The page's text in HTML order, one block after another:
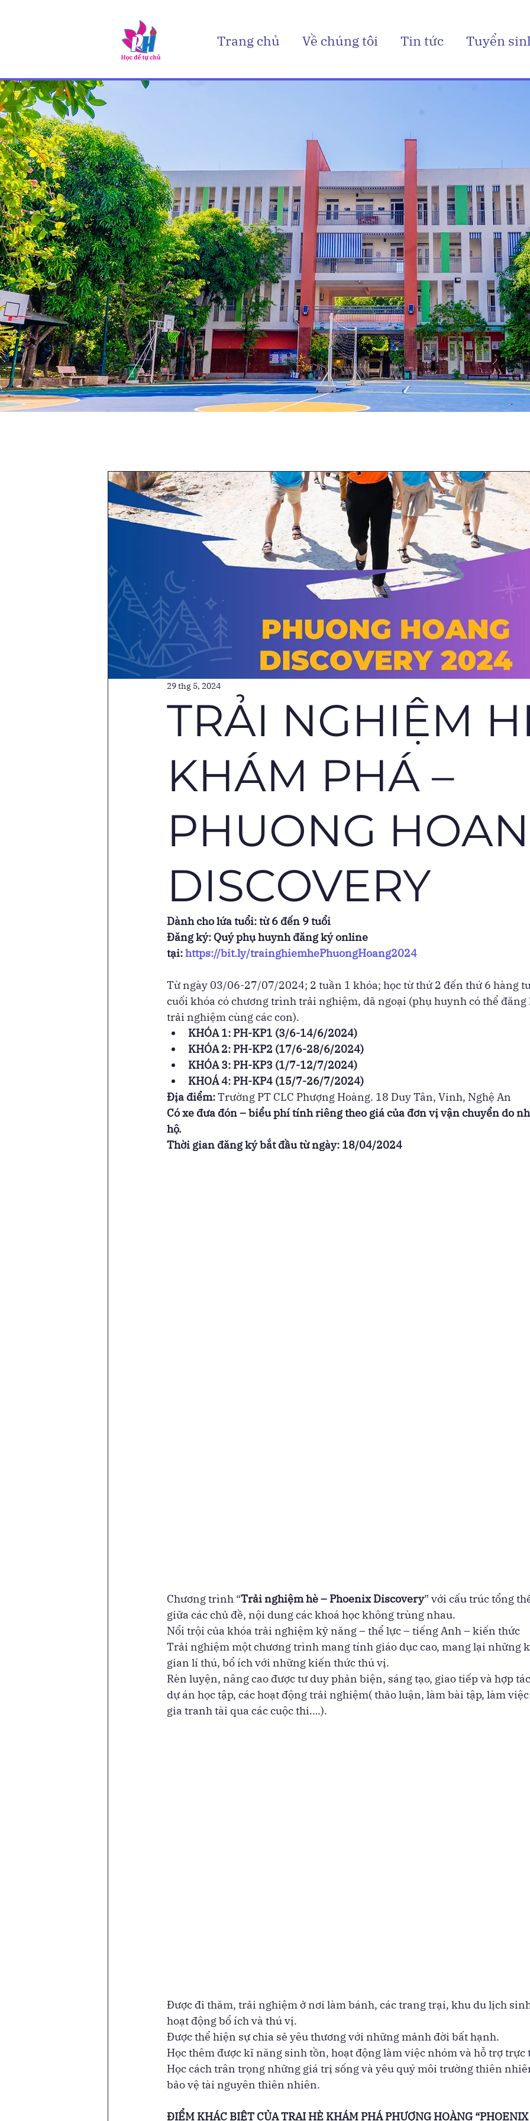
Trang chủ Về chúng tôi Tin tức Tuyển
TRẢI NGHIỆM
KHÁM PHÁ –
PHUONG
DISCOVERY
29 thg 5, 2024
Dành cho lứa tuổi: từ 6 đến 9 tuổi
Đăng ký: Quý phụ huynh đăng ký online
tại: https://bit.ly/trainghiemhePhuongHoang2024
Từ ngày 03/06-27/07/2024; 2 tuần 1 khóa; học từ thứ 2 đến thứ 6 hàng
cuối khóa có chương trình trải nghiệm, dã ngoại (phụ huynh có thể
trải nghiệm cùng các con).
KHÓA 1: PH-KP1 (3/6-14/6/2024)
KHÓA 2: PH-KP2 (17/6-28/6/2024)
KHÓA 3: PH-KP3 (1/7-12/7/2024)
KHOÁ 4: PH-KP4 (15/7-26/7/2024)
Địa điểm: Trường PT CLC Phượng Hoàng. 18 Duy Tân, Vinh, Nghệ An
Có xe đưa đón – biểu phí tính riêng theo giá của đơn vị vận chuyển do
hộ.
Thời gian đăng ký bắt đầu từ ngày: 18/04/2024
Chương trình “Trải nghiệm hè – Phoenix Discovery” với cấu trúc tổng
giữa các chủ đề, nội dung các khoá học không trùng nhau.
Nổi trội của khóa trải nghiệm kỹ năng – thể lực – tiếng Anh – kiến thức
Trải nghiệm một chương trình mang tính giáo dục cao, mang lại những
gian lí thú, bổ ích với những kiến thức thú vị.
Rèn luyện, nâng cao được tư duy phản biện, sáng tạo, giao tiếp và hợp
dự án học tập, các hoạt động trải nghiệm( thảo luận, làm bài tập, làm
gia tranh tài qua các cuộc thi….).
Được đi thăm, trải nghiệm ở nơi làm bánh, các trang trại, khu du lịch
hoạt động bổ ích và thú vị.
Được thể hiện sự chia sẻ yêu thương với những mảnh đời bất hạnh.
Học thêm được kĩ năng sinh tồn, hoạt động làm việc nhóm và hỗ trợ
Học cách trân trọng những giá trị sống và yêu quý môi trường thiên
bảo vệ tài nguyên thiên nhiên.
ĐIỂM KHÁC BIỆT CỦA TRẠI HÈ KHÁM PHÁ PHƯỢNG HOÀNG “PHOENIX